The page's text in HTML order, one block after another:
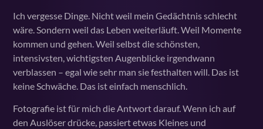
Ich vergesse Dinge. Nicht weil mein Gedächtnis schlecht
wäre. Sondern weil das Leben weiterläuft. Weil Momente
kommen und gehen. Weil selbst die schönsten,
intensivsten, wichtigsten Augenblicke irgendwann
verblassen – egal wie sehr man sie festhalten will. Das ist
keine Schwäche. Das ist einfach menschlich.
Fotografie ist für mich die Antwort darauf. Wenn ich auf
den Auslöser drücke, passiert etwas Kleines und